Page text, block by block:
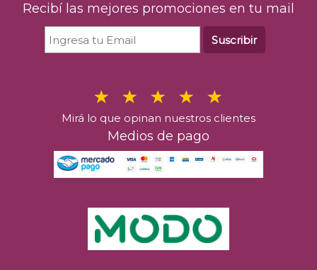
Recibí las mejores promociones en tu mail
Suscribir
Mirá lo que opinan nuestros clientes
Medios de pago